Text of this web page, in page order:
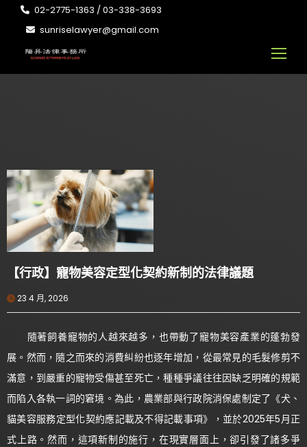
02-2775-1363 / 03-338-3693
sunriselawyer@gmail.com
【行政】寵物美容定型化契約新制的法律議題
23 4 月, 2026
隨著飼養寵物的人越來越多，也帶動了寵物美容產業的蓬勃發
展。然而，隨之而來的消費糾紛也逐年增加，從最常見的毛髮修剪不
滿意，到嚴重的寵物受傷甚至死亡，種種爭議往往因缺乏明確的規範
而陷入各執一詞的窘境。為此，農業部與行政院消保處制定了《犬、
貓美容服務定型化契約應記載及不得記載事項》，並於2025年5月正
式上路。然而，這項新制的施行，在現實層面上，卻引發了諸多爭